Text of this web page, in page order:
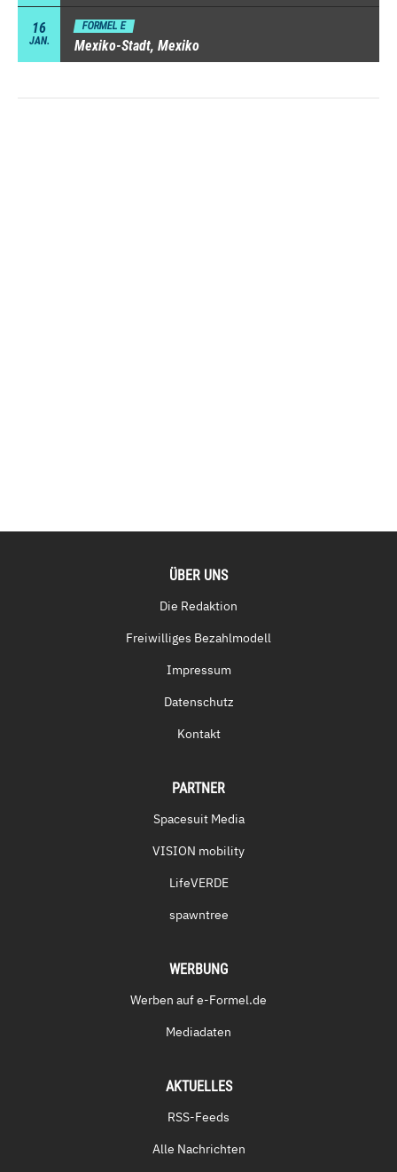
16
JAN.
FORMEL E
Mexiko-Stadt, Mexiko
ÜBER UNS
Die Redaktion
Freiwilliges Bezahlmodell
Impressum
Datenschutz
Kontakt
PARTNER
Spacesuit Media
VISION mobility
LifeVERDE
spawntree
WERBUNG
Werben auf e-Formel.de
Mediadaten
AKTUELLES
RSS-Feeds
Alle Nachrichten